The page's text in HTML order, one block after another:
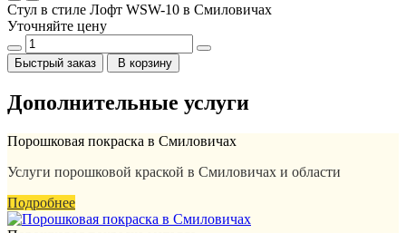
Стул в стиле Лофт WSW-10 в Смиловичах
Уточняйте цену
Быстрый заказ В корзину
Дополнительные услуги
Порошковая покраска в Смиловичах
Услуги порошковой краской в Смиловичах и области
Подробнее